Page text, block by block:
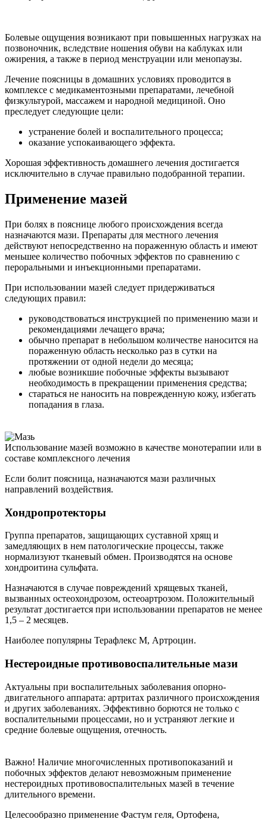
Болевые ощущения возникают при повышенных нагрузках на
позвоночник, вследствие ношения обуви на каблуках или
ожирения, а также в период менструации или менопаузы.
Лечение поясницы в домашних условиях проводится в
комплексе с медикаментозными препаратами, лечебной
физкультурой, массажем и народной медициной. Оно
преследует следующие цели:
устранение болей и воспалительного процесса;
оказание успокаивающего эффекта.
Хорошая эффективность домашнего лечения достигается
исключительно в случае правильно подобранной терапии.
Применение мазей
При болях в пояснице любого происхождения всегда
назначаются мази. Препараты для местного лечения
действуют непосредственно на пораженную область и имеют
меньшее количество побочных эффектов по сравнению с
пероральными и инъекционными препаратами.
При использовании мазей следует придерживаться
следующих правил:
руководствоваться инструкцией по применению мази и
рекомендациями лечащего врача;
обычно препарат в небольшом количестве наносится на
пораженную область несколько раз в сутки на
протяжении от одной недели до месяца;
любые возникшие побочные эффекты вызывают
необходимость в прекращении применения средства;
стараться не наносить на поврежденную кожу, избегать
попадания в глаза.
Использование мазей возможно в качестве монотерапии или в
составе комплексного лечения
Если болит поясница, назначаются мази различных
направлений воздействия.
Хондропротекторы
Группа препаратов, защищающих суставной хрящ и
замедляющих в нем патологические процессы, также
нормализуют тканевый обмен. Производятся на основе
хондроитина сульфата.
Назначаются в случае повреждений хрящевых тканей,
вызванных остеохондрозом, остеоартрозом. Положительный
результат достигается при использовании препаратов не менее
1,5 – 2 месяцев.
Наиболее популярны Терафлекс М, Артроцин.
Нестероидные противовоспалительные мази
Актуальны при воспалительных заболевания опорно-
двигательного аппарата: артритах различного происхождения
и других заболеваниях. Эффективно борются не только с
воспалительными процессами, но и устраняют легкие и
средние болевые ощущения, отечность.
Важно! Наличие многочисленных противопоказаний и
побочных эффектов делают невозможным применение
нестероидных противовоспалительных мазей в течение
длительного времени.
Целесообразно применение Фастум геля, Ортофена,